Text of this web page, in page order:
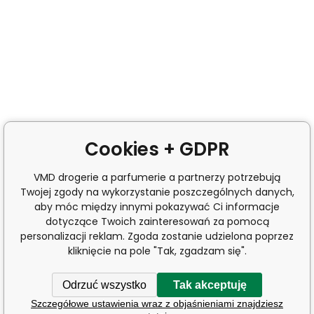
Cookies + GDPR
VMD drogerie a parfumerie a partnerzy potrzebują
Twojej zgody na wykorzystanie poszczególnych danych,
aby móc między innymi pokazywać Ci informacje
dotyczące Twoich zainteresowań za pomocą
personalizacji reklam. Zgoda zostanie udzielona poprzez
kliknięcie na pole "Tak, zgadzam się".
Odrzuć wszystko Tak akceptuję
Szczegółowe ustawienia wraz z objaśnieniami znajdziesz